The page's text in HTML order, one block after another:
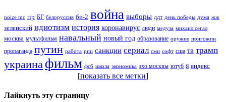
noize mc rip БГ белоруссия би-2 война выборы ддт день победы дума жж
зеленский идиотизм история коронавирус люди медуза михаил сегал
москва мультфильм навальный новый год образование оружие пригожин
пропаганда путин работа рпц санкции сериал сми софт сша тв трамп
украина фильм фсб школа экономика эхо москвы ютуб я яндекс
[показать все метки]
Лайкнуть эту страницу